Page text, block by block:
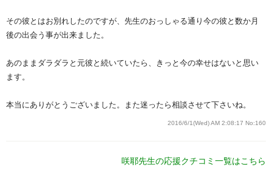
その彼とはお別れしたのですが、先生のおっしゃる通り今の彼と数か月
後の出会う事が出来ました。
あのままダラダラと元彼と続いていたら、きっと今の幸せはないと思い
ます。
本当にありがとうございました。また迷ったら相談させて下さいね。
2016/6/1(Wed) AM 2:08:17 No:160
咲耶先生の応援クチコミ一覧はこちら